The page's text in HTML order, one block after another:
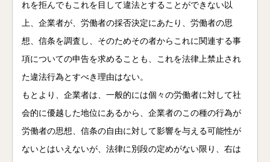
れを拒んでもこれを目して違法とすることができない以
上、企業者が、労働者の採否決定にあたり、労働者の思
想、信条を調査し、そのためその者からこれに関連する事
項についての申告を求めることも、これを法律上禁止され
た違法行為とすべき理由はない。
もとより、企業者は、一般的には個々の労働者に対して社
会的に優越した地位にあるから、企業者のこの種の行為が
労働者の思想、信条の自由に対して影響を与える可能性が
ないとはいえないが、法律に別段の定めがない限り、右は